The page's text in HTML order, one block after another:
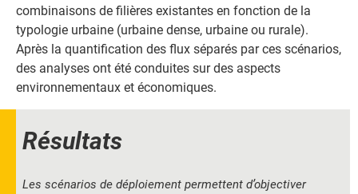
combinaisons de filières existantes en fonction de la
typologie urbaine (urbaine dense, urbaine ou rurale).
Après la quantification des flux séparés par ces scénarios,
des analyses ont été conduites sur des aspects
environnementaux et économiques.
Résultats
Les scénarios de déploiement permettent d’objectiver